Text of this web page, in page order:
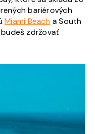
bariérových
Miami Beach a South
zdržovať